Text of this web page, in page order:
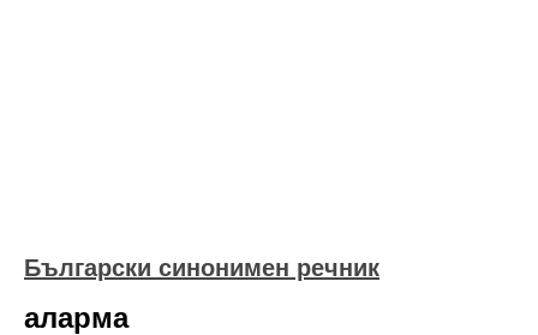
Български синонимен речник
аларма